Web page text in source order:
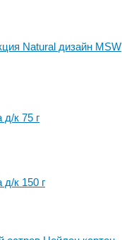
Natural дизайн MSW
к 75 г
к 150 г